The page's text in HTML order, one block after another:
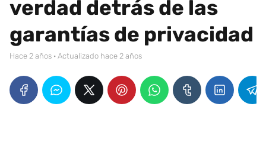
verdad detrás de las
garantías de privacidad
hace 2 años · Actualizado hace 2 años